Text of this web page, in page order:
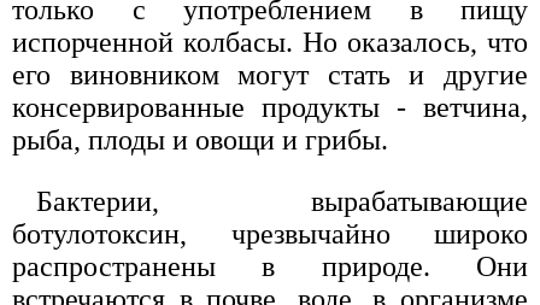
только с употреблением в пищу
испорченной колбасы. Но оказалось, что
его виновником могут стать и другие
консервированные продукты - ветчина,
рыба, плоды и овощи и грибы.
Бактерии, вырабатывающие
ботулотоксин, чрезвычайно широко
распространены в природе. Они
встречаются в почве, воде, в организме